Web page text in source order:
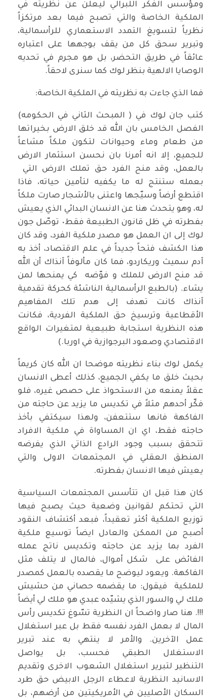
ومؤسس الفكر اللبرالي ليعلن عن نظريته في
الملكية الخاصة والتي تصبح فيما بعد مرتكزاً
نظرياً لتسويغ التمدد الاستعماري للرأسمالية،
وتبرير سحق كل من يقف بوجهها على اعتباره
عائقاً في طريق التحضر، بل هو مجرم في تحديه
الوصايا الالهية بنظر لوك كما سنرى لاحقاً.
فما الذي جاءت به نظريته في الملكية الخاصة:
كتب جان لوك في ( المبحث الثاني في الحكومه)
الفصل الخامس بان الله قد خلق الارض بخيراتها
من طعام وماء وحيوانات لتكون ملكاً مشاعاً
للجميع، إلا انه أمرنا بان نحسن استثمار الارض
بالعمل، وقد منح الفرد حق تملك الارض التي
بعمله ستنتج له ما يكفيه لتأمين حياته، فاذا
اقتطع أرضاً وسيّجها واعتنى بالأشجار صارت ملكاً
له، وهو يتحدث هنا عن الانسان البدائي الذي يعيش
بفطرته في ظل قانون الطبيعة فقط٠ توصّل جون
لوك إلى ان العمل هو مصدر ملكية الفرد، وقد كان
هذا الكشف فتحاً جديداً في علم الاقتصاد، أخذ به
آدم سميث وريكاردو، فما كان مألوفاً آنذاك أن الله
قد منح الارض للملك و فوّضه كي يمنحها لمن
يشاء. (بالطبع الرأسمالية الناشئة كحركة تقدمية
آنذاك كانت تهدف إلى هدم تلك المفاهيم
الأقطاعية وترسيخ حق الملكية الفردية، فكانت
هذه النظرية استجابة طبيعية لمتغيرات الواقع
الاقتصادي وصعود البرجوازية في اوربا.)
يكمل لوك بناء نظريته موضحا ان الله كان كريماً
بحيث خلق ما يكفي الجميع، كذلك أعطى الانسان
عقلاً يمنعه من الاستحواذ على حصص غيره، فلو
فكّر أحدهم مثلاً في تكديس ما يزيد عن حاجته من
الفاكهة فانها ستتعفن، ولهذا سيكتفي بأخذ
حاجته فقط، اي ان المساواة في ملكية الافراد
تتحقق بسبب وجود الرادع الذاتي الذي يفرضه
المنطق العقلي في المجتمعات الاولى والتي
يعيش فيها الانسان بفطرته.
كان هذا قبل ان تتأسس المجتمعات السياسية
التي تحتكم لقوانين وضعية حيث يصبح فيها
توزيع الملكية أكثر تعقيداً، فبعد أكتشاف النقود
أصبح من الممكن والعادل ايضاً توسيع ملكية
الفرد بما يزيد عن حاجته وتكديس ناتج عمله
الفائض على شكل أموال، فالمال لا يتلف مثل
الفاكهة. ويعود ليوضح ما يقصده بالعمل كمصدر
للملكية فيقول: ما يقضمه حصاني من حشيش
ملك لي والسور الذي يشيّده عبدي هو ملك لي أيضاً
!!!. هنا صار واضحاً ان النظرية تسّوغ تكديس رأس
المال لا بعمل الفرد نفسه فقط بل عبر استغلال
عمل الآخرين. والأمر لا ينتهي به عند تبرير
الاستغلال الطبقي فحسب، بل يواصل
التنظير لتبرير استغلال الشعوب الاخرى وتقديم
الاسانيد النظرية لاعطاء الرجل الابيض حق طرد
السكان الأصليين في الأمريكيتين من أرضهم، بل